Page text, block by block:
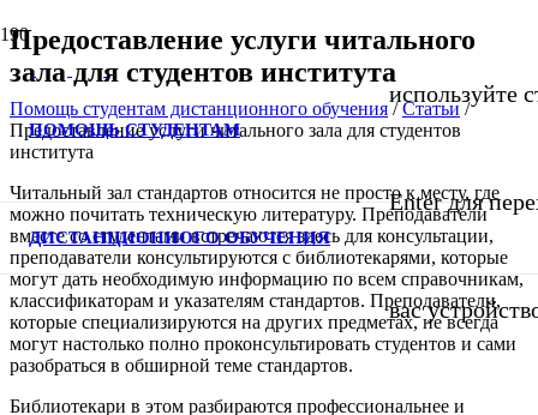
ПОМОЩЬ СТУДЕНТАМ
ДИСТАНЦИОННОГО ОБУЧЕНИЯ
используйте
Enter для
вас
Предоставление услуги читального
зала для студентов института
Помощь студентам дистанционного обучения/Статьи/
Предоставление услуги читального зала для студентов
института
Читальный зал стандартов относится не просто к месту, где
можно почитать техническую литературу. Преподаватели
вместе со студентами встречаются здесь для консультации,
преподаватели консультируются с библиотекарями, которые
могут дать необходимую информацию по всем справочникам,
классификаторам и указателям стандартов. Преподаватели,
которые специализируются на других предметах, не всегда
могут настолько полно проконсультировать студентов и сами
разобраться в обширной теме стандартов.
Библиотекари в этом разбираются профессиональнее и